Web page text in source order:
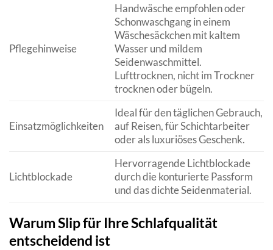
Pflegehinweise
Handwäsche empfohlen oder
Schonwaschgang in einem
Wäschesäckchen mit kaltem
Wasser und mildem
Seidenwaschmittel.
Lufttrocknen, nicht im Trockner
trocknen oder bügeln.
Einsatzmöglichkeiten
Ideal für den täglichen Gebrauch,
auf Reisen, für Schichtarbeiter
oder als luxuriöses Geschenk.
Lichtblockade
Hervorragende Lichtblockade
durch die konturierte Passform
und das dichte Seidenmaterial.
Warum Slip für Ihre Schlafqualität
entscheidend ist